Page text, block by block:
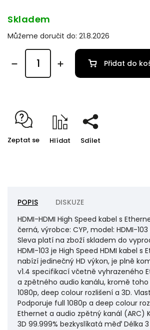
Skladem
Můžeme doručit do: 21.8.2026
Přidat do
Zeptat se Hlídat Sdílet
POPIS
DISKUZE
HDMI-HDMI High Speed kabel s
černá, výrobce: CYP, model: HDMI-103
Sleva platí na zboží skladem do
HDMI-103 je High Speed HDMI kabel s
nabízí jedinečný HD výkon, je plně
v1.4 specifikací včetně vyhrazeného
a zpětného audio kanálu, kromě
1080p, deep colour rozlišení a 3D.
Podporuje full 1080p a deep colour
Ethernet a audio zpětný kanál (ARC)
3D 99.999% bezkyslíkatá měď Délka